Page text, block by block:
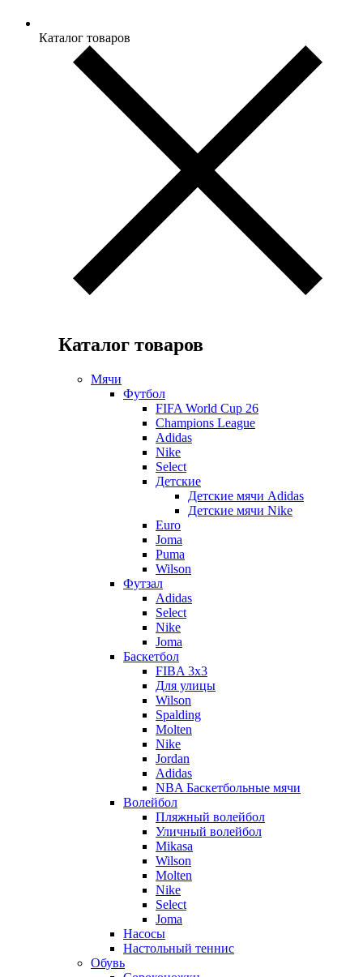
Каталог товаров
Каталог товаров
Мячи
Футбол
FIFA World Cup 26
Champions League
Adidas
Nike
Select
Детские
Детские мячи Adidas
Детские мячи Nike
Euro
Joma
Puma
Wilson
Футзал
Adidas
Select
Nike
Joma
Баскетбол
FIBA 3x3
Для улицы
Wilson
Spalding
Molten
Nike
Jordan
Adidas
NBA Баскетбольные мячи
Волейбол
Пляжный волейбол
Уличный волейбол
Mikasa
Wilson
Molten
Nike
Select
Joma
Насосы
Настольный теннис
Обувь